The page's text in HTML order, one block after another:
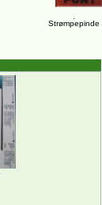
Strømpepinde